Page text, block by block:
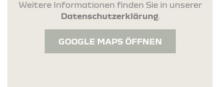
Weitere Informationen finden Sie in unserer
Datenschutzerklärung.
GOOGLE MAPS ÖFFNEN